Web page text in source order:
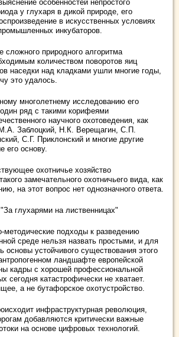
особенностей непростого
у глухаря в дикой природе, его
в искусственных условиях
инкубаторов.
сложного природного алгоритма
количеством поворотов яиц
наседки над кладками ушли многие годы,
это удалось.
многолетнему исследованию его
ряд с такими корифеями
научного охотоведения, как
Заблоцкий, Н.К. Верещагин, С.П.
С.Г. Приклонский и многие другие
его основу.
охотничье хозяйство
замечательного охотничьего вида, как
на этот вопрос нет однозначного ответа.
"За глухарями на лиственницах"
методические подходы к разведению
среде нельзя назвать простыми, и для
основы устойчивого существования этого
ландшафте европейской
кадры с хорошей профессиональной
сегодня катастрофически не хватает.
а не бутафорское охотустройство.
инфраструктурная революция,
добавляются критически важные
на основе цифровых технологий.